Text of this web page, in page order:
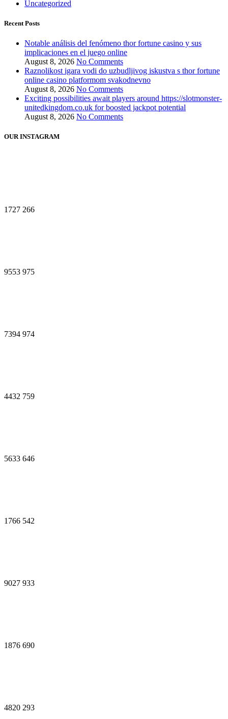
Uncategorized
Recent Posts
Notable análisis del fenómeno thor fortune casino y sus
implicaciones en el juego online
August 8, 2026 No Comments
Raznolikost igara vodi do uzbudljivog iskustva s thor fortune
online casino platformom svakodnevno
August 8, 2026 No Comments
Exciting possibilities await players around https://slotmonster-
unitedkingdom.co.uk for boosted jackpot potential
August 8, 2026 No Comments
OUR INSTAGRAM
1727 266
9553 975
7394 974
4432 759
5633 646
1766 542
9027 933
1876 690
4820 293